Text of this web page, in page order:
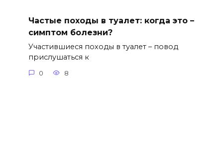
Частые походы в туалет: когда это –
симптом болезни?
Участившиеся походы в туалет – повод
прислушаться к
0 8